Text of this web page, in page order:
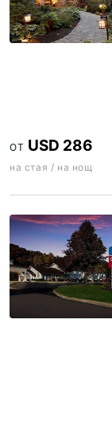
ОТ USD 286
на стая / на нощ